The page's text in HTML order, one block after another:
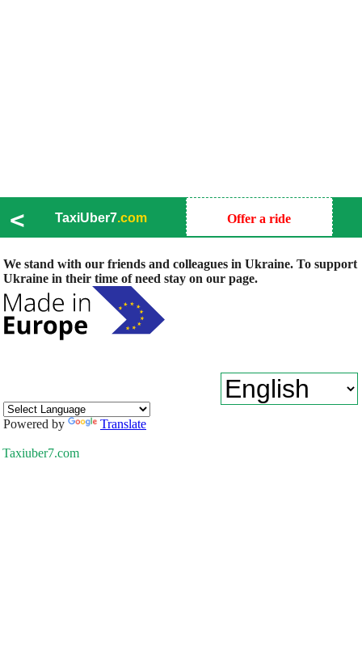
< TaxiUber7.com Offer a ride
We stand with our friends and colleagues in Ukraine. To support
Ukraine in their time of need stay on our page.
Powered by Translate
Taxiuber7.com